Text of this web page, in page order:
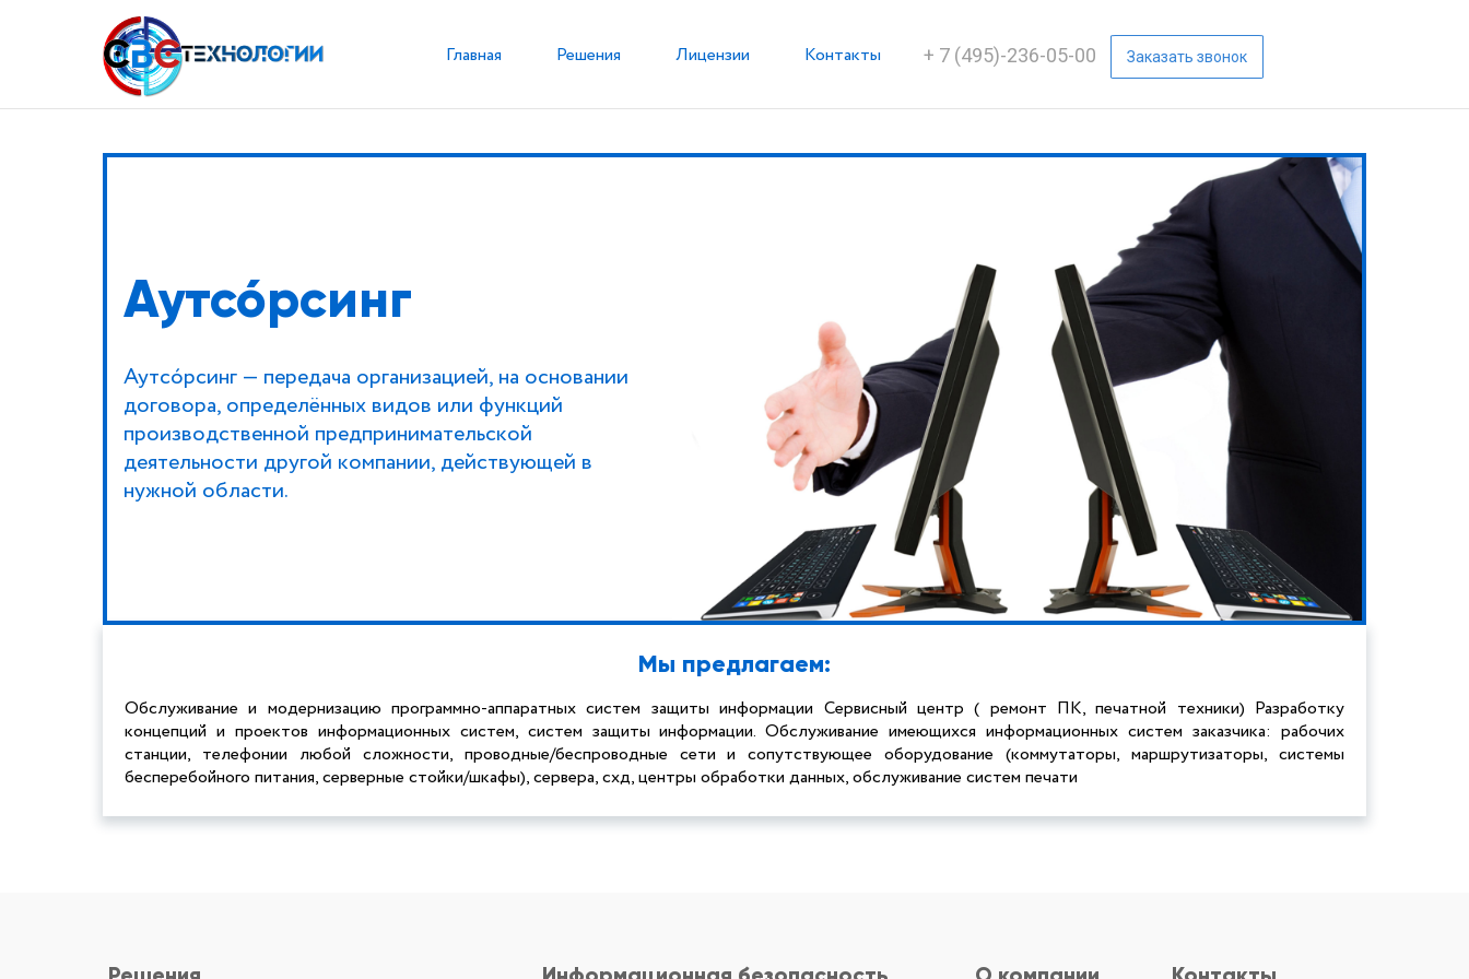
Главная Решения Лицензии Контакты + 7 (495)-236-05-00 Заказать звонок
Аутсо́рсинг
Аутсо́рсинг — передача организацией, на основании
договора, определённых видов или функций
производственной предпринимательской
деятельности другой компании, действующей в
нужной области.
Мы предлагаем:
Обслуживание и модернизацию программно-аппаратных систем защиты информации Сервисный центр ( ремонт ПК, печатной техники) Разработку
концепций и проектов информационных систем, систем защиты информации. Обслуживание имеющихся информационных систем заказчика: рабочих
станции, телефонии любой сложности, проводные/беспроводные сети и сопутствующее оборудование (коммутаторы, маршрутизаторы, системы
бесперебойного питания, серверные стойки/шкафы), сервера, схд, центры обработки данных, обслуживание систем печати